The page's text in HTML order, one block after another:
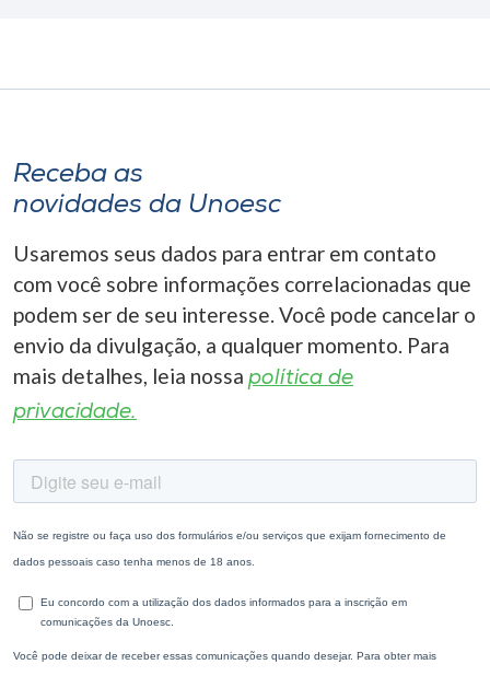
Receba as
novidades da Unoesc
Usaremos seus dados para entrar em contato
com você sobre informações correlacionadas que
podem ser de seu interesse. Você pode cancelar o
envio da divulgação, a qualquer momento. Para
mais detalhes, leia nossa política de
privacidade.